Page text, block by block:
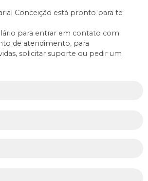
Conceição está pronto para te
para entrar em contato com
de atendimento, para
solicitar suporte ou pedir um